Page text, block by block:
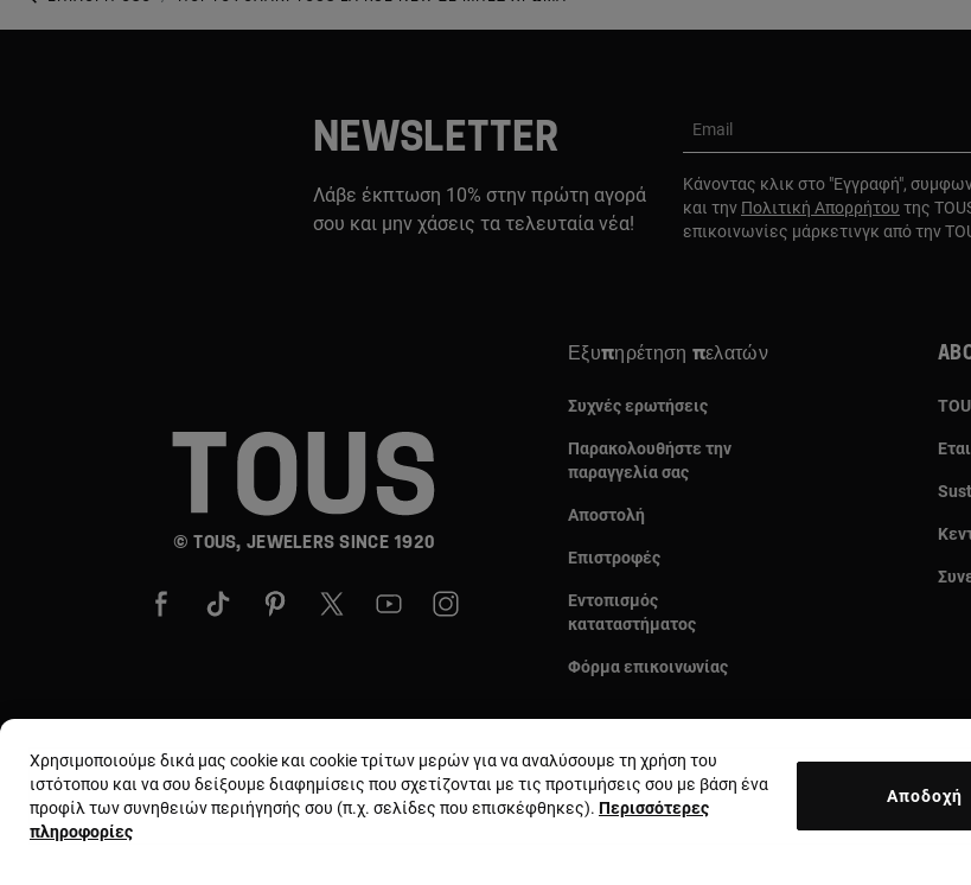
NEWSLETTER
Λάβε έκπτωση 10% στην πρώτη αγορά
σου και μην χάσεις τα τελευταία νέα!
Email
Κάνοντας κλικ στο "Εγγραφή",
και την Πολιτική Απορρήτου της
επικοινωνίες μάρκετινγκ από την
© TOUS, JEWELERS SINCE 1920
Εξυπηρέτηση πελατών
Συχνές ερωτήσεις
Παρακολουθήστε την
παραγγελία σας
Αποστολή
Επιστροφές
Εντοπισμός
καταταστήματος
Φόρμα επικοινωνίας
Χώρα και νόμισμα:
Χρησιμοποιούμε δικά μας cookie και cookie τρίτων μερών για να αναλύσουμε τη χρήση του
ιστότοπου και να σου δείξουμε διαφημίσεις που σχετίζονται με τις προτιμήσεις σου με βάση ένα
προφίλ των συνηθειών περιήγησής σου (π.χ. σελίδες που επισκέφθηκες). Περισσότερες
πληροφορίες
Αποδοχή